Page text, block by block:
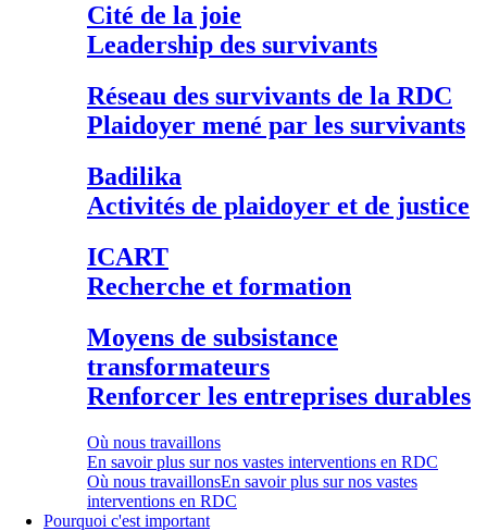
Cité de la joie
Leadership des survivants
Réseau des survivants de la RDC
Plaidoyer mené par les survivants
Badilika
Activités de plaidoyer et de justice
ICART
Recherche et formation
Moyens de subsistance
transformateurs
Renforcer les entreprises durables
Où nous travaillons
En savoir plus sur nos vastes interventions en RDC
Où nous travaillonsEn savoir plus sur nos vastes
interventions en RDC
Pourquoi c'est important